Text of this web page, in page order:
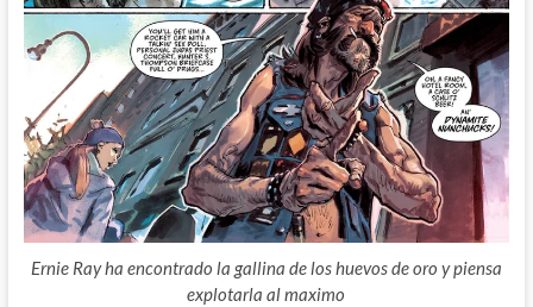
Ernie Ray ha encontrado la gallina de los huevos de oro y piensa
explotarla al maximo